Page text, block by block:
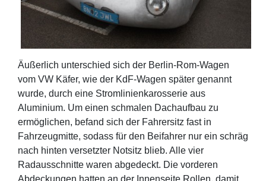
Äußerlich unterschied sich der Berlin-Rom-Wagen
vom VW Käfer, wie der KdF-Wagen später genannt
wurde, durch eine Stromlinienkarosserie aus
Aluminium. Um einen schmalen Dachaufbau zu
ermöglichen, befand sich der Fahrersitz fast in
Fahrzeugmitte, sodass für den Beifahrer nur ein schräg
nach hinten versetzter Notsitz blieb. Alle vier
Radausschnitte waren abgedeckt. Die vorderen
Abdeckungen hatten an der Innenseite Rollen, damit